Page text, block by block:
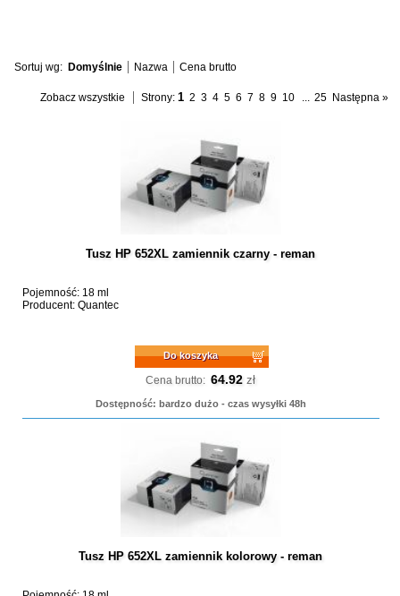
Sortuj wg: Domyślnie Nazwa Cena brutto
Zobacz wszystkie Strony: 1 2 3 4 5 6 7 8 9 10 ... 25 Następna »
Tusz HP 652XL zamiennik czarny - reman
Pojemność: 18 ml
Producent: Quantec
Do koszyka
Cena brutto: 64.92 zł
Dostępność: bardzo dużo - czas wysyłki 48h
Tusz HP 652XL zamiennik kolorowy - reman